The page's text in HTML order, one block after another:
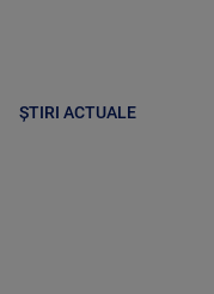
ȘTIRI ACTUALE